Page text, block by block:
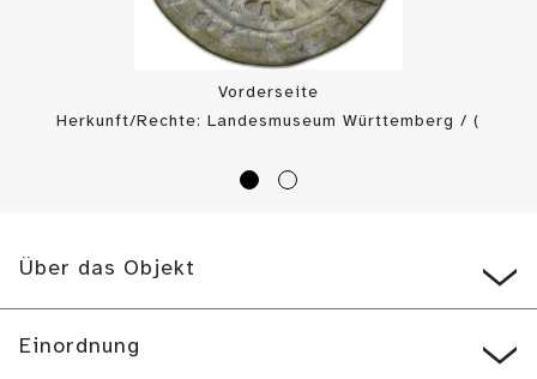
Vorderseite
Herkunft/Rechte: Landesmuseum Württemberg / (
Über das Objekt
Einordnung